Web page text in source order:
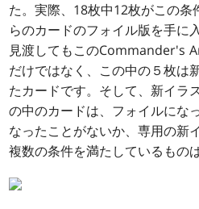
た。実際、18枚中12枚がこの
らのカードのフォイル版を手に
見渡してもこのCommander's
だけではなく、この中の５枚は
たカードです。そして、新イ
の中のカードは、フォイルにな
なったことがないか、専用の新
複数の条件を満たしているもの